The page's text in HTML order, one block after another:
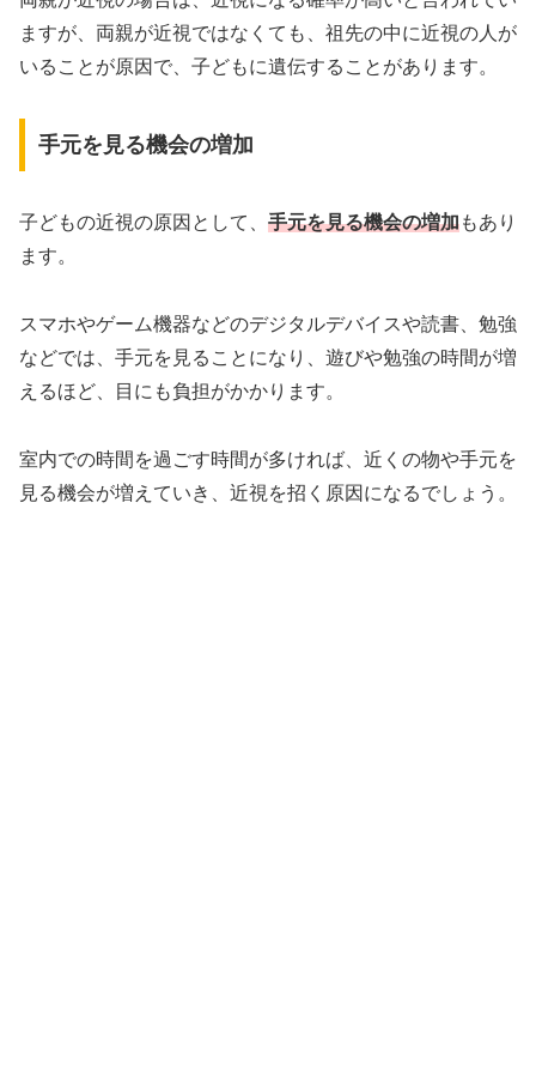
ますが、両親が近視ではなくても、祖先の中に近視の人が
いることが原因で、子どもに遺伝することがあります。
手元を見る機会の増加
子どもの近視の原因として、 手元を見る機会の増加もあり
ます。
スマホやゲーム機器などのデジタルデバイスや読書、勉強
などでは、手元を見ることになり、遊びや勉強の時間が増
えるほど、目にも負担がかかります。
室内での時間を過ごす時間が多ければ、近くの物や手元を
見る機会が増えていき、近視を招く原因になるでしょう。